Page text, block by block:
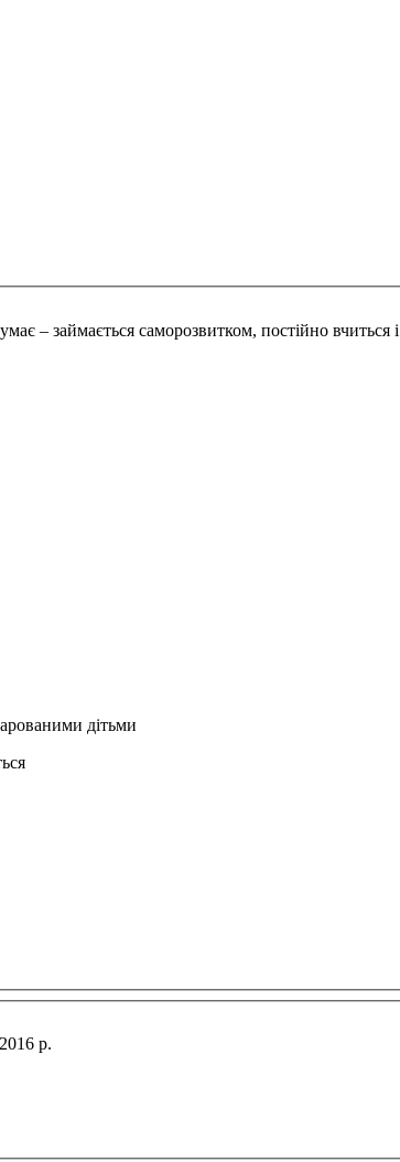
займається саморозвитком, постійно вчиться і
дітьми
р.